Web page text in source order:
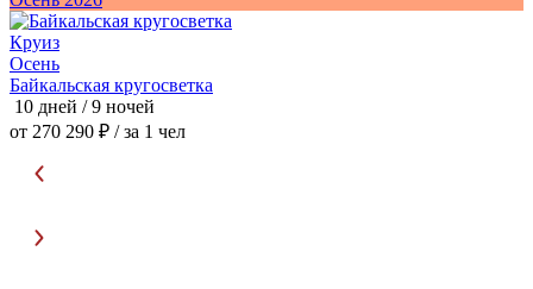
Круиз
Осень
Байкальская кругосветка
10 дней / 9 ночей
от 270 290 ₽ / за 1 чел